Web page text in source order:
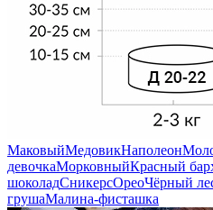
МаковыйМедовикНаполеон
девочкаМорковныйКрасный
шоколадСникерсОреоЧёрный
грушаМалина-фисташка